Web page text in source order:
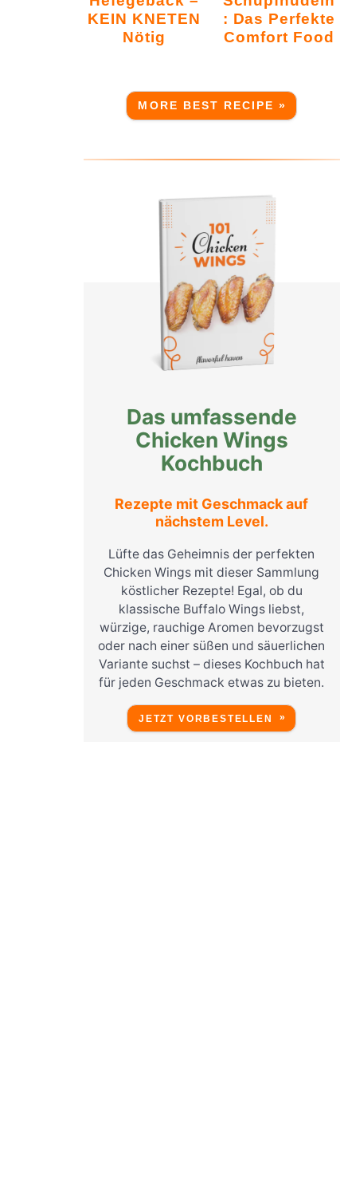
KEIN KNETEN
Nötig
: Das Perfekte
Comfort Food
MORE BEST RECIPE »
Das umfassende
Chicken Wings
Kochbuch
Rezepte mit Geschmack auf
nächstem Level.
Lüfte das Geheimnis der perfekten
Chicken Wings mit dieser Sammlung
köstlicher Rezepte! Egal, ob du
klassische Buffalo Wings liebst,
würzige, rauchige Aromen bevorzugst
oder nach einer süßen und säuerlichen
Variante suchst – dieses Kochbuch hat
für jeden Geschmack etwas zu bieten.
JETZT VORBESTELLEN